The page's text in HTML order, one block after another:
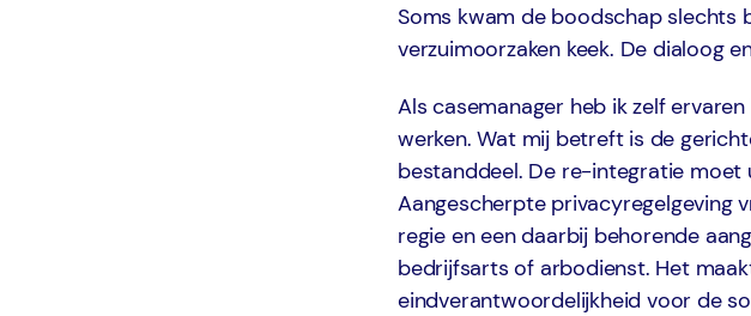
Soms kwam de boodschap slechts
verzuimoorzaken keek. De dialoog
Als casemanager heb ik zelf
werken. Wat mij betreft is de
bestanddeel. De re-integratie moet
Aangescherpte privacyregelgeving
regie en een daarbij behorende
bedrijfsarts of arbodienst. Het
eindverantwoordelijkheid voor de